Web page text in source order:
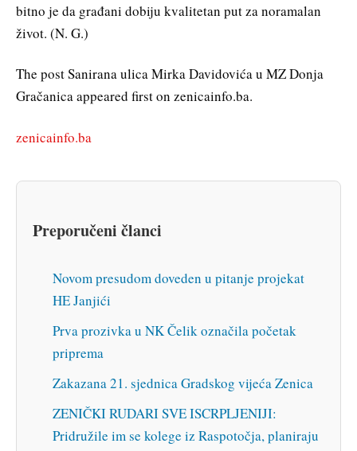
bitno je da građani dobiju kvalitetan put za noramalan
život. (N. G.)
The post Sanirana ulica Mirka Davidovića u MZ Donja
Gračanica appeared first on zenicainfo.ba.
zenicainfo.ba
Preporučeni članci
Novom presudom doveden u pitanje projekat
HE Janjići
Prva prozivka u NK Čelik označila početak
priprema
Zakazana 21. sjednica Gradskog vijeća Zenica
ZENIČKI RUDARI SVE ISCRPLJENIJI:
Pridružile im se kolege iz Raspotočja, planiraju